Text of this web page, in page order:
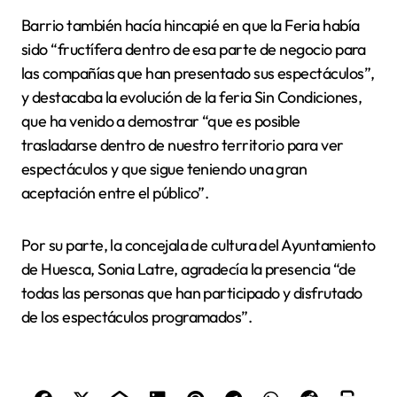
Barrio también hacía hincapié en que la Feria había
sido “fructífera dentro de esa parte de negocio para
las compañías que han presentado sus espectáculos”,
y destacaba la evolución de la feria Sin Condiciones,
que ha venido a demostrar “que es posible
trasladarse dentro de nuestro territorio para ver
espectáculos y que sigue teniendo una gran
aceptación entre el público”.
Por su parte, la concejala de cultura del Ayuntamiento
de Huesca, Sonia Latre, agradecía la presencia “de
todas las personas que han participado y disfrutado
de los espectáculos programados”.